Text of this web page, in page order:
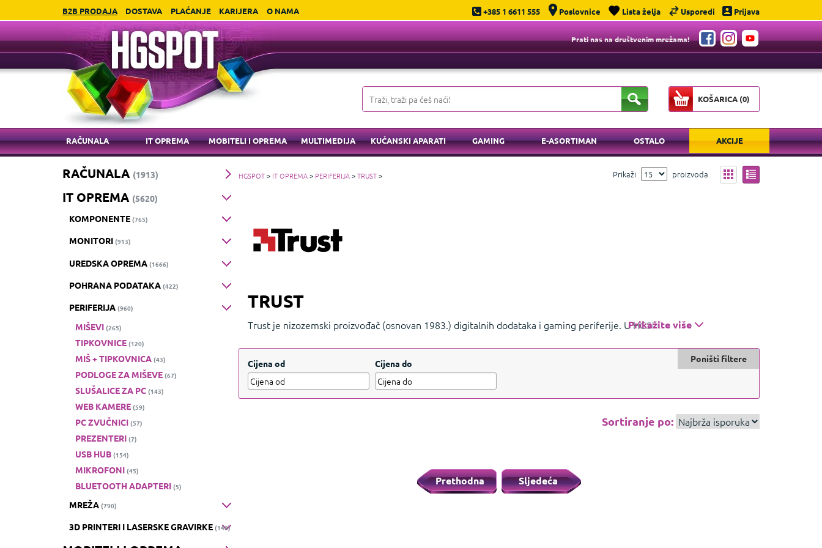
B2B PRODAJA DOSTAVA PLAĆANJE KARIJERA O NAMA +385 1 6611 555 Poslovnice Lista želja Usporedi Prijava
Prati nas na društvenim mrežama!
KOŠARICA (0)
RAČUNALA IT OPREMA MOBITELI I OPREMA MULTIMEDIJA KUĆANSKI APARATI GAMING E-ASORTIMAN OSTALO AKCIJE
RAČUNALA (1913)
IT OPREMA (5620)
KOMPONENTE (765)
MONITORI (913)
UREDSKA OPREMA (1666)
POHRANA PODATAKA (422)
PERIFERIJA (960)
MIŠEVI(265)
TIPKOVNICE(120)
MIŠ + TIPKOVNICA(43)
PODLOGE ZA MIŠEVE(67)
SLUŠALICE ZA PC(143)
WEB KAMERE(59)
PC ZVUČNICI(57)
PREZENTERI(7)
USB HUB(154)
MIKROFONI(45)
BLUETOOTH ADAPTERI(5)
MREŽA (790)
3D PRINTERI I LASERSKE GRAVIRKE (148)
HGSPOT> IT OPREMA> PERIFERIJA>TRUST> Prikaži proizvoda
TRUST
Trust je nizozemski proizvođač (osnovan 1983.) digitalnih dodataka i gaming periferije. U HGSPOT ponudi pronađite
Prikažite više
Cijena od Cijena do Poništi filtere
Sortiranje po:
Prethodna Sljedeća